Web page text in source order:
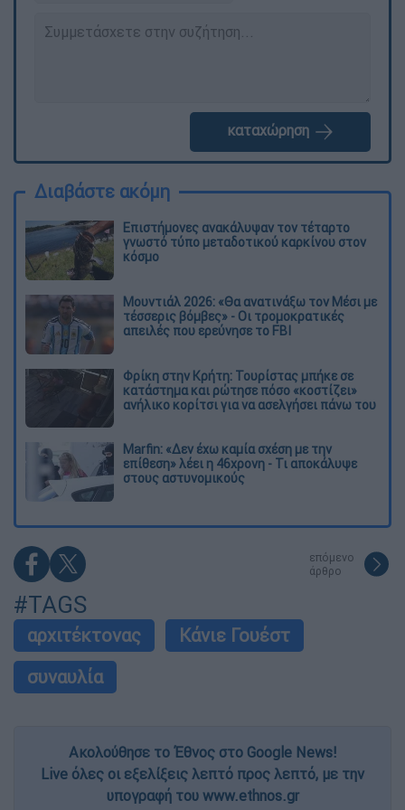
καταχώρηση
Διαβάστε ακόμη
Επιστήμονες ανακάλυψαν τον τέταρτο
γνωστό τύπο μεταδοτικού καρκίνου στον
κόσμο
Μουντιάλ 2026: «Θα ανατινάξω τον Μέσι με
τέσσερις βόμβες» - Οι τρομοκρατικές
απειλές που ερεύνησε το FBI
Φρίκη στην Κρήτη: Τουρίστας μπήκε σε
κατάστημα και ρώτησε πόσο «κοστίζει»
ανήλικο κορίτσι για να ασελγήσει πάνω του
Marfin: «Δεν έχω καμία σχέση με την
επίθεση» λέει η 46χρονη - Τι αποκάλυψε
στους αστυνομικούς
επόμενο
άρθρο
#TAGS
αρχιτέκτονας
Κάνιε Γουέστ
συναυλία
Ακολούθησε το Έθνος στο Google News!
Live όλες οι εξελίξεις λεπτό προς λεπτό, με την
υπογραφή του www.ethnos.gr